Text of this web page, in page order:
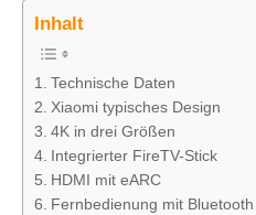
Inhalt
Technische Daten
Xiaomi typisches Design
4K in drei Größen
Integrierter FireTV-Stick
HDMI mit eARC
Fernbedienung mit